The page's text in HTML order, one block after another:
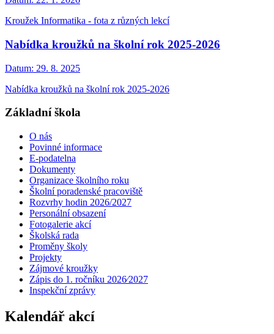
Kroužek Informatika - fota z různých lekcí
Nabídka kroužků na školní rok 2025-2026
Datum: 29. 8. 2025
Nabídka kroužků na školní rok 2025-2026
Základní škola
O nás
Povinné informace
E-podatelna
Dokumenty
Organizace školního roku
Školní poradenské pracoviště
Rozvrhy hodin 2026/2027
Personální obsazení
Fotogalerie akcí
Školská rada
Proměny školy
Projekty
Zájmové kroužky
Zápis do 1. ročníku 2026⁄2027
Inspekční zprávy
Kalendář akcí